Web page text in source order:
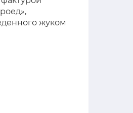
жуком